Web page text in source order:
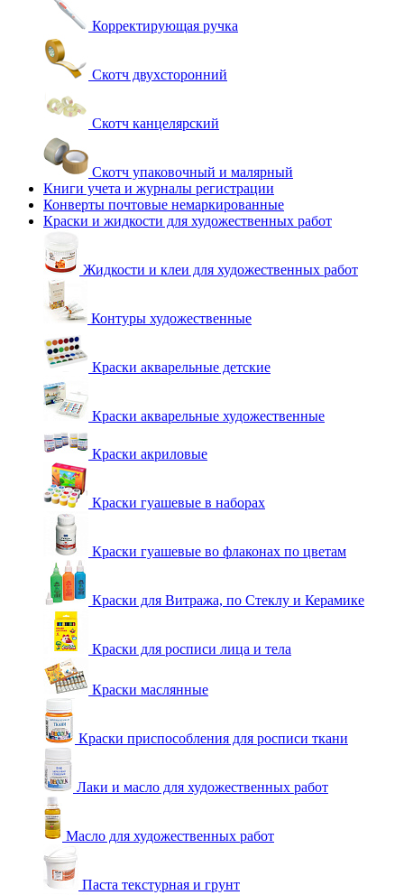
Корректирующая ручка
Скотч двухсторонний
Скотч канцелярский
Скотч упаковочный и малярный
Книги учета и журналы регистрации
Конверты почтовые немаркированные
Краски и жидкости для художественных работ
Жидкости и клеи для художественных работ
Контуры художественные
Краски акварельные детские
Краски акварельные художественные
Краски акриловые
Краски гуашевые в наборах
Краски гуашевые во флаконах по цветам
Краски для Витража, по Стеклу и Керамике
Краски для росписи лица и тела
Краски маслянные
Краски приспособления для росписи ткани
Лаки и масло для художественных работ
Масло для художественных работ
Паста текстурная и грунт